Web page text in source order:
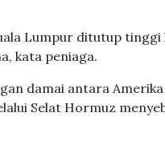
Lumpur ditutup
kata peniaga.
damai antara
Selat Hormuz